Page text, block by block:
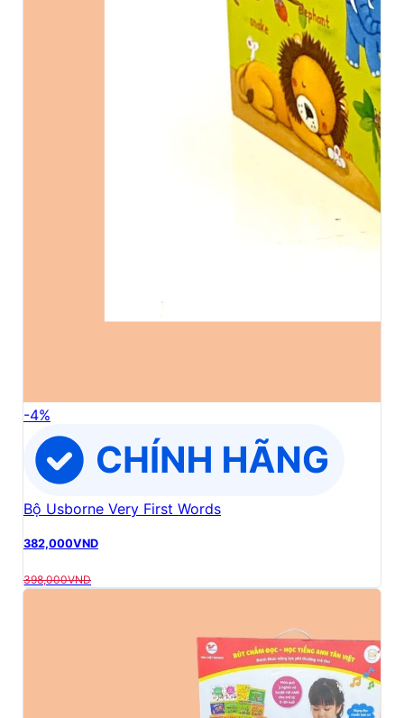
-4%
Bộ Usborne Very First Words
382,000VND
398,000VND